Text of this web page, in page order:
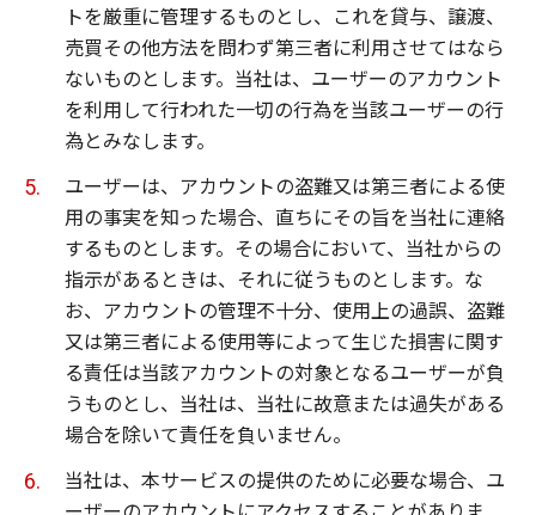
トを厳重に管理するものとし、これを貸与、譲渡、
売買その他方法を問わず第三者に利用させてはなら
ないものとします。当社は、ユーザーのアカウント
を利用して行われた一切の行為を当該ユーザーの行
為とみなします。
ユーザーは、アカウントの盗難又は第三者による使
用の事実を知った場合、直ちにその旨を当社に連絡
するものとします。その場合において、当社からの
指示があるときは、それに従うものとします。な
お、アカウントの管理不十分、使用上の過誤、盗難
又は第三者による使用等によって生じた損害に関す
る責任は当該アカウントの対象となるユーザーが負
うものとし、当社は、当社に故意または過失がある
場合を除いて責任を負いません。
当社は、本サービスの提供のために必要な場合、ユ